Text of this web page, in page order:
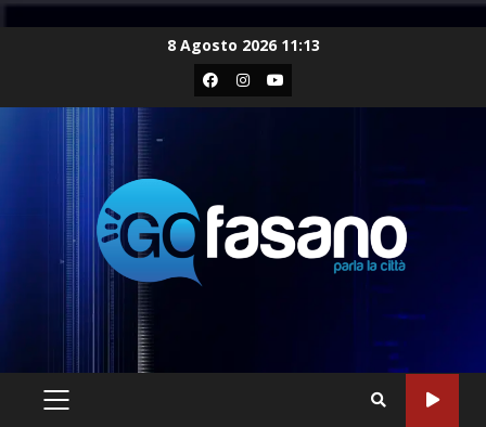
8 Agosto 2026 11:13
Facebook
Instagram
Youtube
PRIMARY